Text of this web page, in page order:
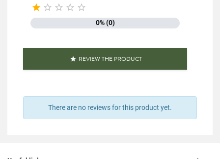
    
0% (0)
 REVIEW THE PRODUCT
There are no reviews for this product yet.